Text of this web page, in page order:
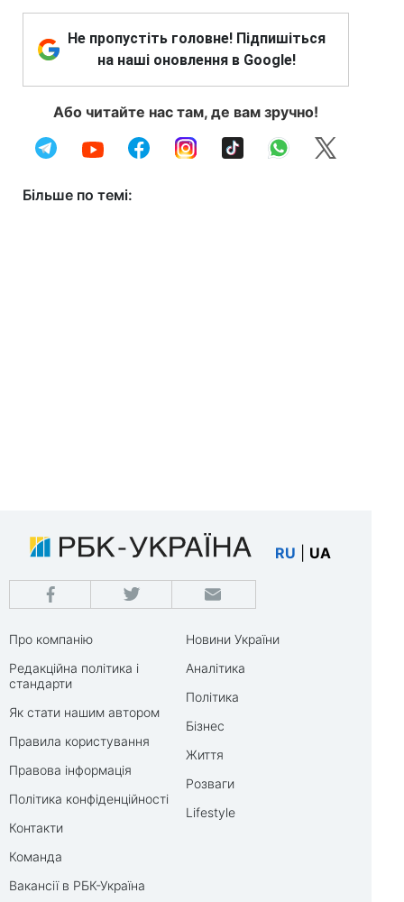
Не пропустіть головне! Підпишіться
на наші оновлення в Google!
Або читайте нас там, де вам зручно!
Більше по темі:
RU UA
Про компанію
Редакційна політика і
стандарти
Як стати нашим автором
Правила користування
Правова інформація
Політика конфіденційності
Контакти
Команда
Вакансії в РБК-Україна
Новини України
Аналітика
Політика
Бізнес
Життя
Розваги
Lifestyle